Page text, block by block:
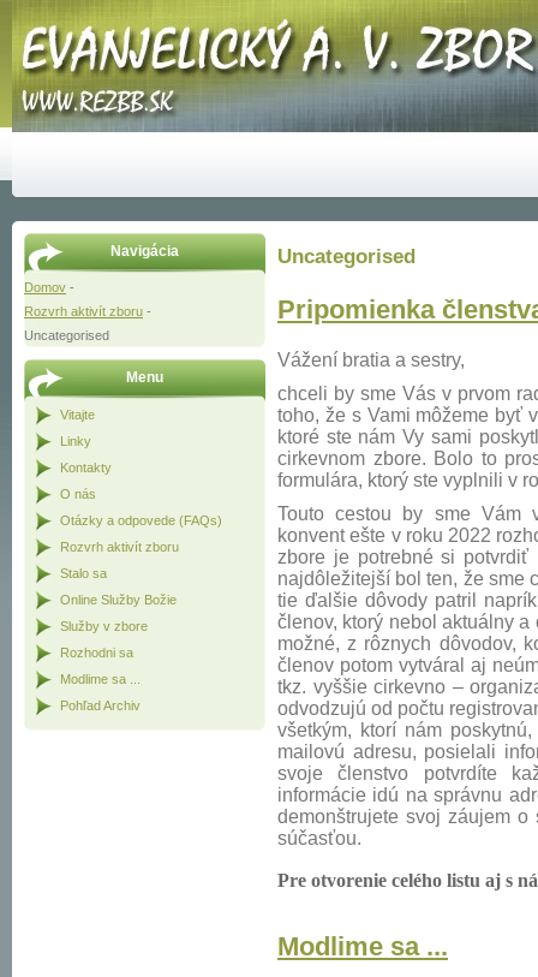
Navigácia
Domov -
Rozvrh aktivít zboru -
Uncategorised
Menu
Vitajte
Linky
Kontakty
O nás
Otázky a odpovede (FAQs)
Rozvrh aktivít zboru
Stalo sa
Online Služby Božie
Služby v zbore
Rozhodni sa
Modlime sa ...
Pohľad Archiv
Uncategorised
Pripomienka
Vážení bratia a sestry,
chceli by sme Vás v prvom
toho, že s Vami môžeme byť
ktoré ste nám Vy sami
cirkevnom zbore. Bolo to
formulára, ktorý ste vyplnili v
Touto cestou by sme Vám
konvent ešte v roku 2022
zbore je potrebné si
najdôležitejší bol ten, že sme
tie ďalšie dôvody patril
členov, ktorý nebol aktuálny
možné, z rôznych dôvodov,
členov potom vytváral aj
tkz. vyššie cirkevno –
odvodzujú od počtu
všetkým, ktorí nám
mailovú adresu, posielali
svoje členstvo potvrdíte
informácie idú na správnu
demonštrujete svoj záujem
súčasťou.
Pre otvorenie celého listu aj s
Modlime sa ...